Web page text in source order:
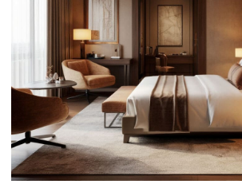
интерьеров номеров гостиниц,
Медицинские требования и
нормативы
(для санаториев и реабилитационных
центров)
санаториев и реабилитационных центров
необходимо учитывать множество
факторов, которые взаимосвязаны и
влияют друг на друга.
При проектировании